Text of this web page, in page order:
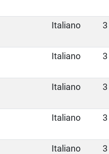
Italiano 3
Italiano 3
Italiano 3
Italiano 3
Italiano 3